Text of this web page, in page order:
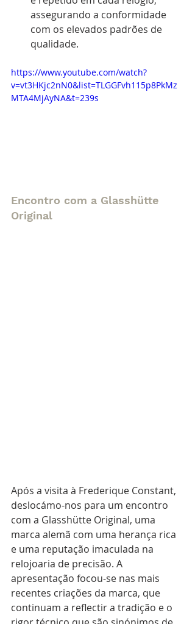
assegurando a conformidade
com os elevados padrões de
qualidade.
https://www.youtube.com/watch?
v=vt3HKjc2nN0&list=TLGGFvh115p8PkMz
MTA4MjAyNA&t=239s
Encontro com a Glasshütte
Original
Após a visita à Frederique Constant,
deslocámo-nos para um encontro
com a Glasshütte Original, uma
marca alemã com uma herança rica
e uma reputação imaculada na
relojoaria de precisão. A
apresentação focou-se nas mais
recentes criações da marca, que
continuam a reflectir a tradição e o